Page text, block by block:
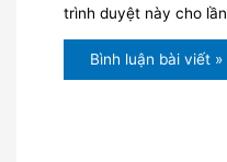
trình duyệt này cho